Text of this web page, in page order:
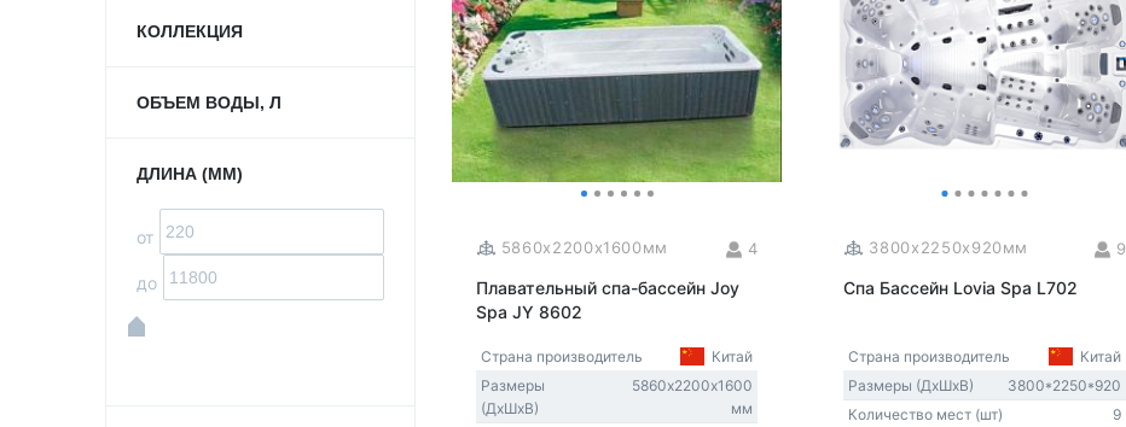
КОЛЛЕКЦИЯ
ОБЪЕМ ВОДЫ, Л
ДЛИНА (ММ)
от
до
5860x2200x1600мм 4
Плавательный спа-бассейн Joy
Spa JY 8602
Страна производитель
Китай
Размеры
(ДxШxВ)
5860х2200х1600
мм
3800x2250x920мм 9
Спа Бассейн Lovia Spa L702
Страна производитель
Китай
Размеры (ДxШxВ)
3800*2250*920
Количество мест (шт)
9